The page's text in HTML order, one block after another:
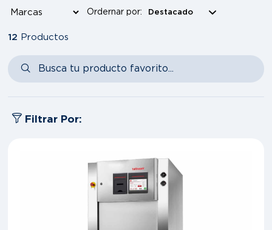
Ordernar por:
12 Productos
Filtrar Por: